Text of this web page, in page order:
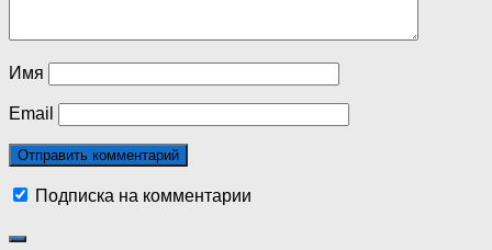
Имя
Email
Подписка на комментарии